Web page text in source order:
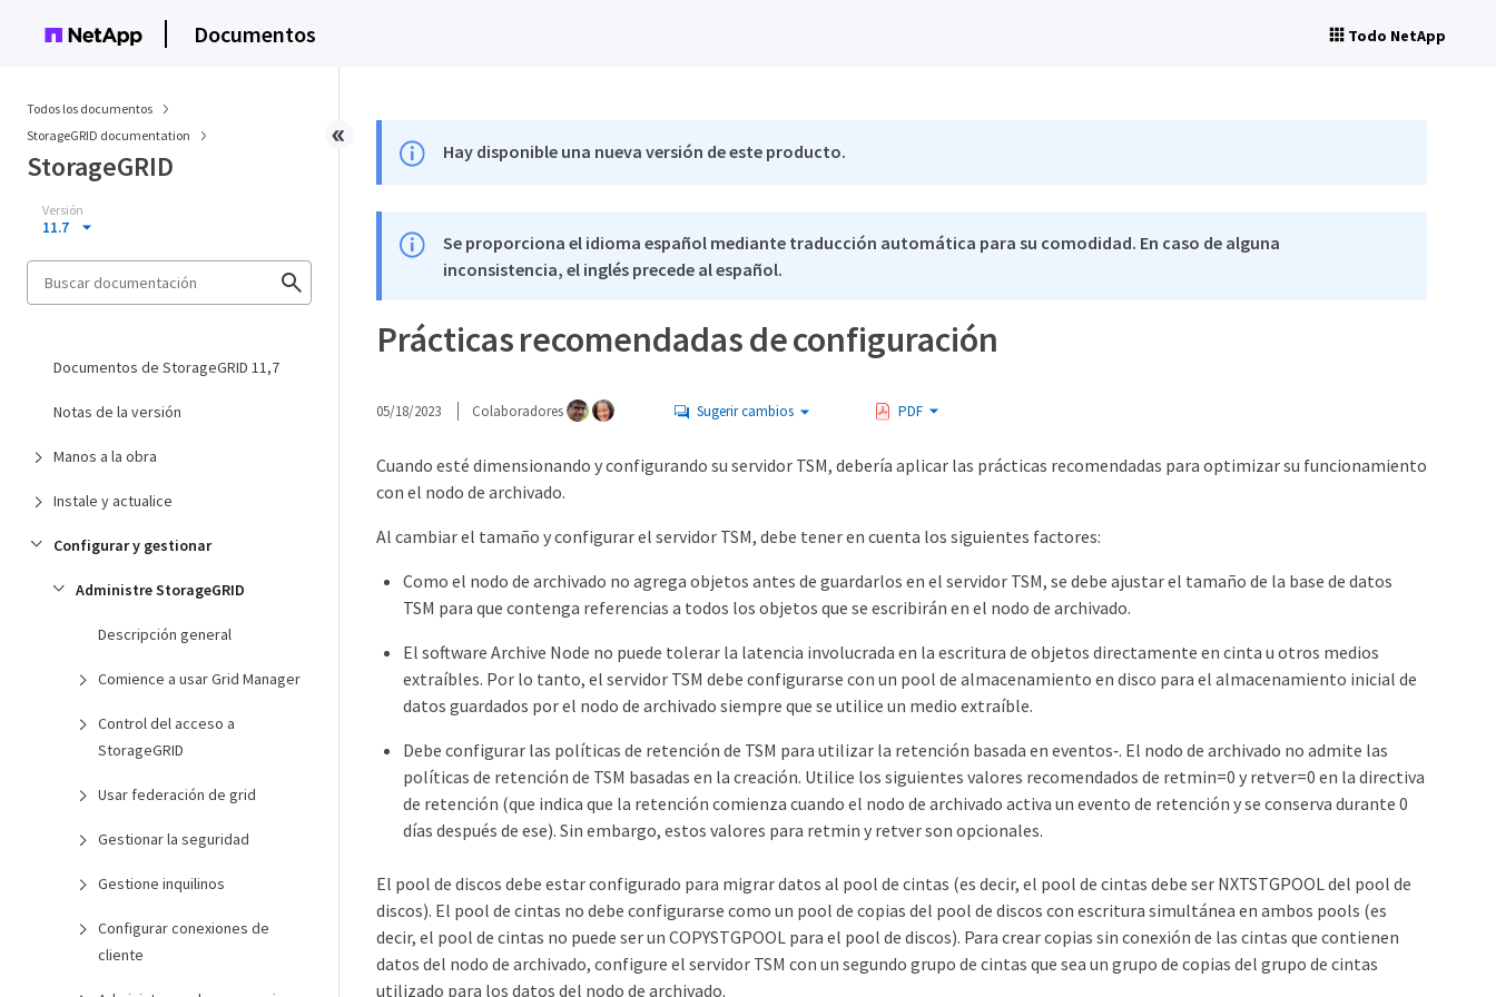
Documentos Todo NetApp
Todos los documentos
StorageGRID documentation
StorageGRID
Versión
11.7
Documentos de StorageGRID 11,7
Notas de la versión
Manos a la obra
Instale y actualice
Configurar y gestionar
Administre StorageGRID
Descripción general
Comience a usar Grid Manager
Control del acceso a
StorageGRID
Usar federación de grid
Gestionar la seguridad
Gestione inquilinos
Configurar conexiones de
cliente
Hay disponible una nueva versión de este producto.
Se proporciona el idioma español mediante traducción automática para su comodidad. En caso de alguna
inconsistencia, el inglés precede al español.
Prácticas recomendadas de configuración
05/18/2023 Colaboradores Sugerir cambios PDF
Cuando esté dimensionando y configurando su servidor TSM, debería aplicar las prácticas recomendadas para optimizar su funcionamiento
con el nodo de archivado.
Al cambiar el tamaño y configurar el servidor TSM, debe tener en cuenta los siguientes factores:
Como el nodo de archivado no agrega objetos antes de guardarlos en el servidor TSM, se debe ajustar el tamaño de la base de datos
TSM para que contenga referencias a todos los objetos que se escribirán en el nodo de archivado.
El software Archive Node no puede tolerar la latencia involucrada en la escritura de objetos directamente en cinta u otros medios
extraíbles. Por lo tanto, el servidor TSM debe configurarse con un pool de almacenamiento en disco para el almacenamiento inicial de
datos guardados por el nodo de archivado siempre que se utilice un medio extraíble.
Debe configurar las políticas de retención de TSM para utilizar la retención basada en eventos‐. El nodo de archivado no admite las
políticas de retención de TSM basadas en la creación. Utilice los siguientes valores recomendados de retmin=0 y retver=0 en la directiva
de retención (que indica que la retención comienza cuando el nodo de archivado activa un evento de retención y se conserva durante 0
días después de ese). Sin embargo, estos valores para retmin y retver son opcionales.
El pool de discos debe estar configurado para migrar datos al pool de cintas (es decir, el pool de cintas debe ser NXTSTGPOOL del pool de
discos). El pool de cintas no debe configurarse como un pool de copias del pool de discos con escritura simultánea en ambos pools (es
decir, el pool de cintas no puede ser un COPYSTGPOOL para el pool de discos). Para crear copias sin conexión de las cintas que contienen
datos del nodo de archivado, configure el servidor TSM con un segundo grupo de cintas que sea un grupo de copias del grupo de cintas
utilizado para los datos del nodo de archivado.